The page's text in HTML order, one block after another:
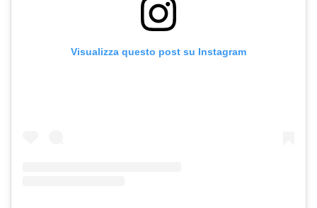
Visualizza questo post su Instagram